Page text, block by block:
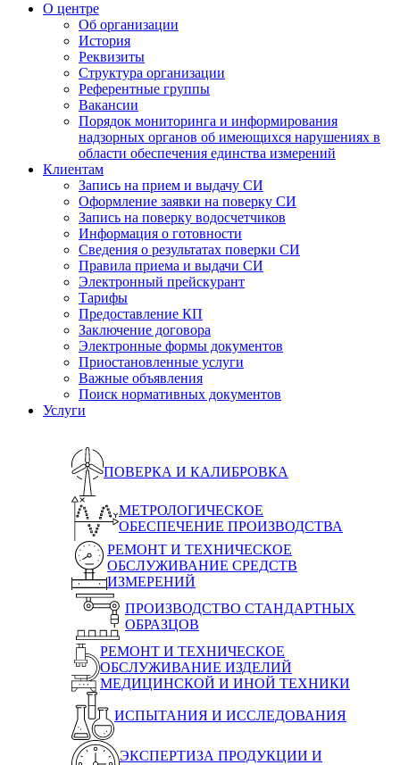
О центре
Об организации
История
Реквизиты
Структура организации
Референтные группы
Вакансии
Порядок мониторинга и информирования
надзорных органов об имеющихся нарушениях в
области обеспечения единства измерений
Клиентам
Запись на прием и выдачу СИ
Оформление заявки на поверку СИ
Запись на поверку водосчетчиков
Информация о готовности
Сведения о результатах поверки СИ
Правила приема и выдачи СИ
Электронный прейскурант
Тарифы
Предоставление КП
Заключение договора
Электронные формы документов
Приостановленные услуги
Важные объявления
Поиск нормативных документов
Услуги
ПОВЕРКА И КАЛИБРОВКА
МЕТРОЛОГИЧЕСКОЕ
ОБЕСПЕЧЕНИЕ ПРОИЗВОДСТВА
РЕМОНТ И ТЕХНИЧЕСКОЕ
ОБСЛУЖИВАНИЕ СРЕДСТВ
ИЗМЕРЕНИЙ
ПРОИЗВОДСТВО СТАНДАРТНЫХ
ОБРАЗЦОВ
РЕМОНТ И ТЕХНИЧЕСКОЕ
ОБСЛУЖИВАНИЕ ИЗДЕЛИЙ
МЕДИЦИНСКОЙ И ИНОЙ ТЕХНИКИ
ИСПЫТАНИЯ И ИССЛЕДОВАНИЯ
ЭКСПЕРТИЗА ПРОДУКЦИИ И